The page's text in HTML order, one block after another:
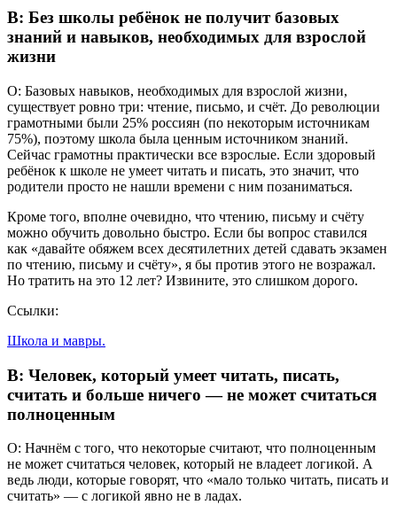
В: Без школы ребёнок не получит базовых
знаний и навыков, необходимых для взрослой
жизни
О: Базовых навыков, необходимых для взрослой жизни,
существует ровно три: чтение, письмо, и счёт. До революции
грамотными были 25% россиян (по некоторым источникам
75%), поэтому школа была ценным источником знаний.
Сейчас грамотны практически все взрослые. Если здоровый
ребёнок к школе не умеет читать и писать, это значит, что
родители просто не нашли времени с ним позаниматься.
Кроме того, вполне очевидно, что чтению, письму и счёту
можно обучить довольно быстро. Если бы вопрос ставился
как «давайте обяжем всех десятилетних детей сдавать экзамен
по чтению, письму и счёту», я бы против этого не возражал.
Но тратить на это 12 лет? Извините, это слишком дорого.
Ссылки:
Школа и мавры.
В: Человек, который умеет читать, писать,
считать и больше ничего — не может считаться
полноценным
О: Начнём с того, что некоторые считают, что полноценным
не может считаться человек, который не владеет логикой. А
ведь люди, которые говорят, что «мало только читать, писать и
считать» — с логикой явно не в ладах.